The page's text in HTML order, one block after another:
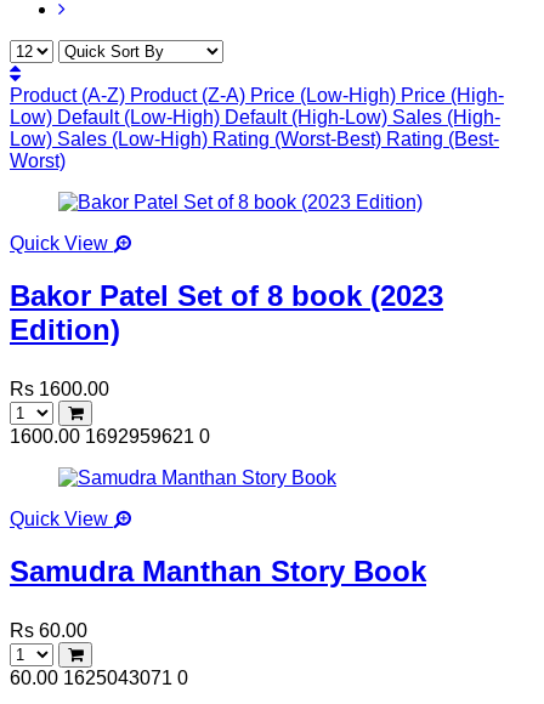
Product (A-Z) Product (Z-A) Price (Low-High) Price (High-
Low) Default (Low-High) Default (High-Low) Sales (High-
Low) Sales (Low-High) Rating (Worst-Best) Rating (Best-
Worst)
Quick View
Bakor Patel Set of 8 book (2023
Edition)
Rs 1600.00
1600.00 1692959621 0
Quick View
Samudra Manthan Story Book
Rs 60.00
60.00 1625043071 0